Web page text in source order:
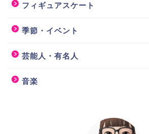
フィギュアスケート
季節・イベント
芸能人・有名人
音楽